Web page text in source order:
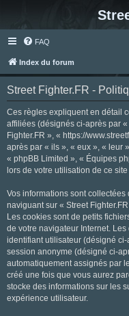
FAQ
Index du forum
Street Fighter.FR -
Ces règles expliquent en détail
affiliées (désignés ci-après par
Fighter.FR », « https://
après par « ils », « eux », « leur
« phpBB Limited », « Équipes
lors de votre utilisation de ce
Vos informations sont
naviguant sur « Street
Les cookies sont de petits
de votre navigateur Internet.
identifiant utilisateur (désigné
session anonyme (désigné ci-
automatiquement assignés par
créé une fois que vous aurez
stocke des informations sur les
expérience utilisateur.